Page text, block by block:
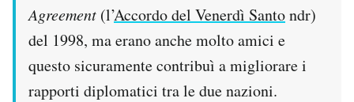
Agreement (l’Accordo del Venerdì Santondr)
del 1998, ma erano anche molto amici e
questo sicuramente contribuì a migliorare i
rapporti diplomatici tra le due nazioni.